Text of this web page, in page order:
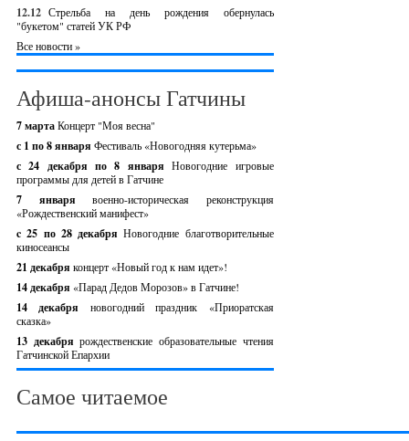
12.12 Стрельба на день рождения обернулась
"букетом" статей УК РФ
Все новости »
Афиша-анонсы Гатчины
7 мартаКонцерт "Моя весна"
с 1 по 8 января Фестиваль «Новогодняя кутерьма»
с 24 декабря по 8 январяНовогодние игровые
программы для детей в Гатчине
7 январявоенно-историческая реконструкция
«Рождественский манифест»
c 25 по 28 декабряНовогодние благотворительные
киносеансы
21 декабря концерт «Новый год к нам идет»!
14 декабря «Парад Дедов Морозов» в Гатчине!
14 декабря новогодний праздник «Приоратская
сказка»
13 декабрярождественские образовательные чтения
Гатчинской Епархии
Самое читаемое